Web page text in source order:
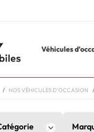
Véhicules
NOS VÉHICULES D'OCCASION